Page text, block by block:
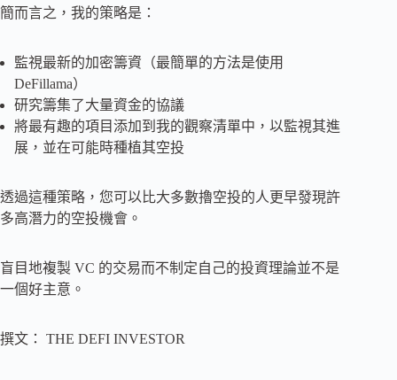
簡而言之，我的策略是：
監視最新的加密籌資（最簡單的方法是使用
DeFillama）
研究籌集了大量資金的協議
將最有趣的項目添加到我的觀察清單中，以監視其進
展，並在可能時種植其空投
透過這種策略，您可以比大多數擼空投的人更早發現許
多高潛力的空投機會。
盲目地複製 VC 的交易而不制定自己的投資理論並不是
一個好主意。
撰文： THE DEFI INVESTOR